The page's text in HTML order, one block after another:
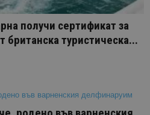
получи сертификат за
туристическа...